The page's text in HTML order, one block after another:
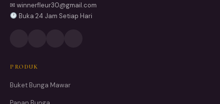
✉ winnerfleur30@gmail.com
Buka 24 Jam Setiap Hari
PRODUK
Buket Bunga Mawar